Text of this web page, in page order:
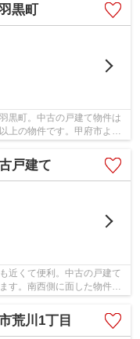
黒町
黒町。中古の戸建て物件は
上の物件です。甲府市より
戸建て
近くて便利。中古の戸建て
す。南西側に面した物件で
荒川1丁目